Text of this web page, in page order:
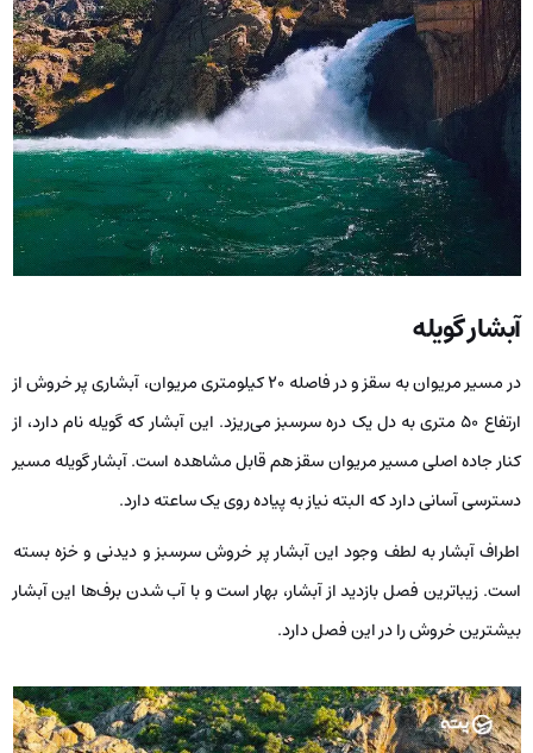
آبشار گویله
در مسیر مریوان به سقز و در فاصله ۲۰ کیلومتری مریوان، آبشاری پر خروش از
ارتفاع ۵۰ متری به دل یک دره سرسبز می‌ریزد. این آبشار که گویله نام دارد، از
کنار جاده اصلی مسیر مریوان سقز هم قابل مشاهده است. آبشار گویله مسیر
دسترسی آسانی دارد که البته نیاز به پیاده روی یک ساعته دارد.
اطراف آبشار به لطف وجود این آبشار پر خروش سرسبز و دیدنی و خزه بسته
است. زیباترین فصل بازدید از آبشار، بهار است و با آب شدن برف‌ها این آبشار
بیشترین خروش را در این فصل دارد.